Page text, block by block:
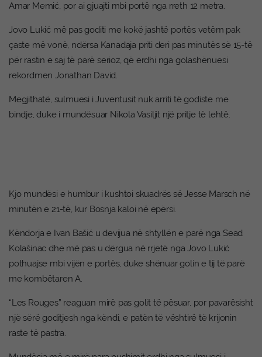
Amar Memić, por ai gjuajti mbi portë nga rreth 12 metra.
Jovo Lukić më pas goditi me kokë jashtë portës vetëm pak
çaste më vonë, ndërsa Kanadaja priti deri pas minutës së 15-të
për rastin e saj të parë serioz, që erdhi nga golashënuesi
rekordmen Jonathan David.
Megjithatë, sulmuesi i Juventusit nuk arriti të godiste me
bindje, duke i mundësuar Nikola Vasiljit një pritje të lehtë.
Kjo mundësi e humbur i kushtoi skuadrës së Jesse Marsch në
minutën e 21-të, kur Bosnja kaloi në epërsi.
Këndorja e Ivan Bašić u devijua në shtyllën e parë nga Sead
Kolašinac dhe më pas u dërgua në rrjetë nga Jovo Lukić
pothuajse mbi vijën e portës, duke shënuar golin e tij të parë
me kombëtaren A.
“Les Rouges” reaguan mirë pas golit të pësuar, por pavarësisht
një sërë goditjesh nga këndi, e patën të vështirë të krijonin
raste të pastra.